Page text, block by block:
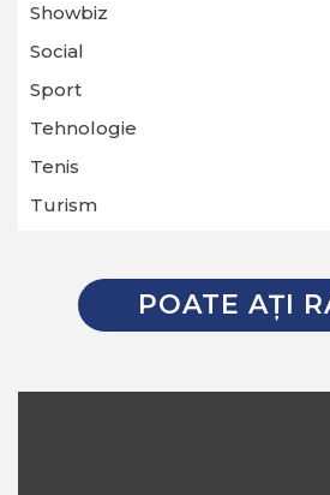
Showbiz
Social
Sport
Tehnologie
Tenis
Turism
POATE AŢI